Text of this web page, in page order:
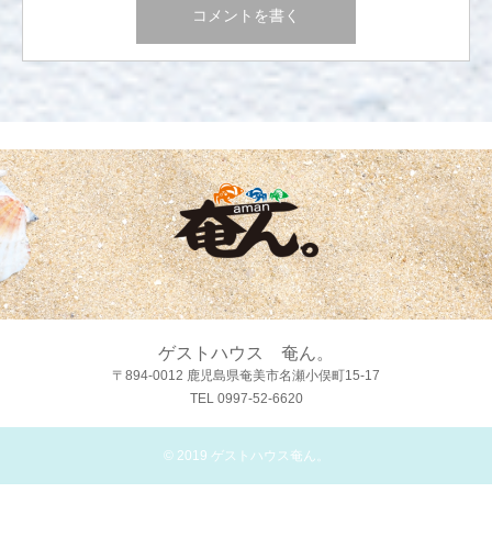
ゲストハウス 奄ん。
〒894-0012 鹿児島県奄美市名瀬小俣町15-17
TEL 0997-52-6620
© 2019 ゲストハウス奄ん。